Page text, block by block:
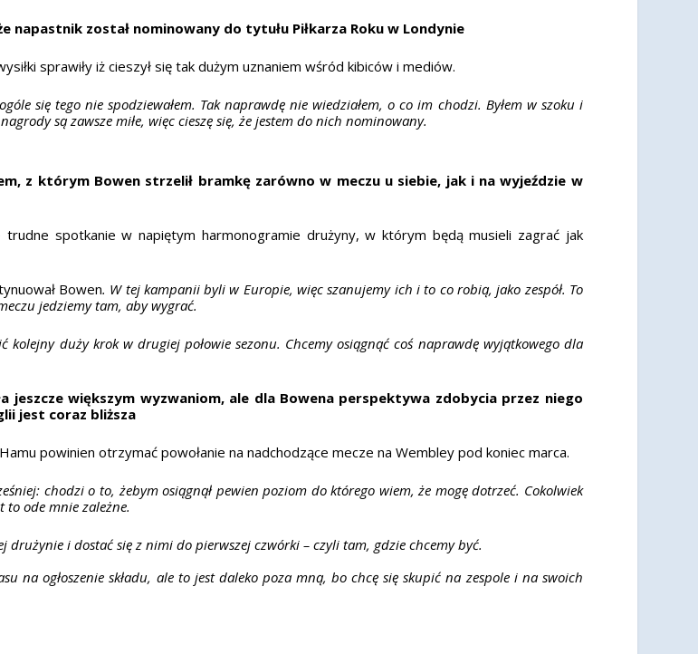
​​napastnik został nominowany do tytułu Piłkarza Roku w Londynie
sprawiły iż cieszył się tak dużym uznaniem wśród kibiców i mediów.
się tego nie spodziewałem. Tak naprawdę nie wiedziałem, o co im chodzi. Byłem w szoku i
są zawsze miłe, więc cieszę się, że jestem do nich nominowany.
z którym Bowen strzelił bramkę zarówno w meczu u siebie, jak i na wyjeździe w
spotkanie w napiętym harmonogramie drużyny, w którym będą musieli zagrać jak
Bowen. W tej kampanii byli w Europie, więc szanujemy ich i to co robią, jako zespół. To
jedziemy tam, aby wygrać.
kolejny duży krok w drugiej połowie sezonu. Chcemy osiągnąć coś naprawdę wyjątkowego dla
jeszcze większym wyzwaniom, ale dla Bowena perspektywa zdobycia przez niego
jest coraz bliższa
powinien otrzymać powołanie na nadchodzące mecze na Wembley pod koniec marca.
chodzi o to, żebym osiągnął pewien poziom do którego wiem, że mogę dotrzeć. Cokolwiek
to ode mnie zależne.
i dostać się z nimi do pierwszej czwórki – czyli tam, gdzie chcemy być.
na ogłoszenie składu, ale to jest daleko poza mną, bo chcę się skupić na zespole i na swoich